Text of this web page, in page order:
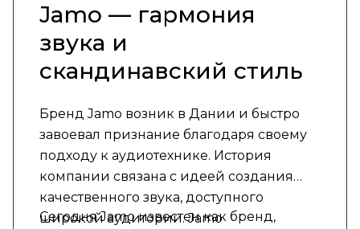
Jamo — гармония
звука и
скандинавский стиль
Бренд Jamo возник в Дании и быстро
завоевал признание благодаря своему
подходу к аудиотехнике. История
компании связана с идеей создания
качественного звука, доступного
широкой аудитории. Jamo
Сегодня Jamo известен как бренд,